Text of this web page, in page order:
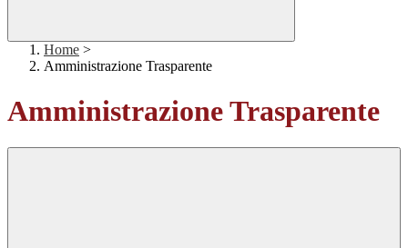
Home >
Amministrazione Trasparente
Amministrazione Trasparente